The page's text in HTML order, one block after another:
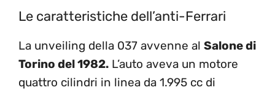
Le caratteristiche dell’anti-Ferrari
La unveiling della 037 avvenne al Salone di
Torino del 1982. L’auto aveva un motore
quattro cilindri in linea da 1.995 cc di